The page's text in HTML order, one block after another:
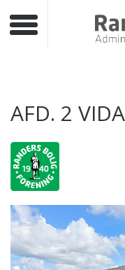
Toggle navigation
AFD. 2